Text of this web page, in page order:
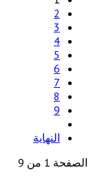
2
3
4
5
6
7
8
9
النهاية
الصفحة 1 من 9